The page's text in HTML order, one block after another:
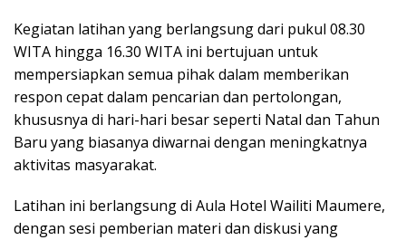
Kegiatan latihan yang berlangsung dari pukul 08.30
WITA hingga 16.30 WITA ini bertujuan untuk
mempersiapkan semua pihak dalam memberikan
respon cepat dalam pencarian dan pertolongan,
khususnya di hari-hari besar seperti Natal dan Tahun
Baru yang biasanya diwarnai dengan meningkatnya
aktivitas masyarakat.
Latihan ini berlangsung di Aula Hotel Wailiti Maumere,
dengan sesi pemberian materi dan diskusi yang